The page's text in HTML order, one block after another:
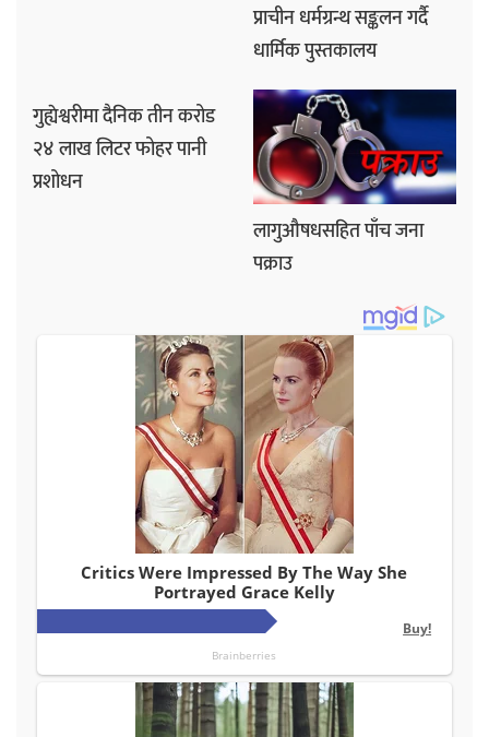
प्राचीन धर्मग्रन्थ सङ्कलन गर्दै
धार्मिक पुस्तकालय
गुह्येश्वरीमा दैनिक तीन करोड
२४ लाख लिटर फोहर पानी
प्रशोधन
लागुऔषधसहित पाँच जना
पक्राउ